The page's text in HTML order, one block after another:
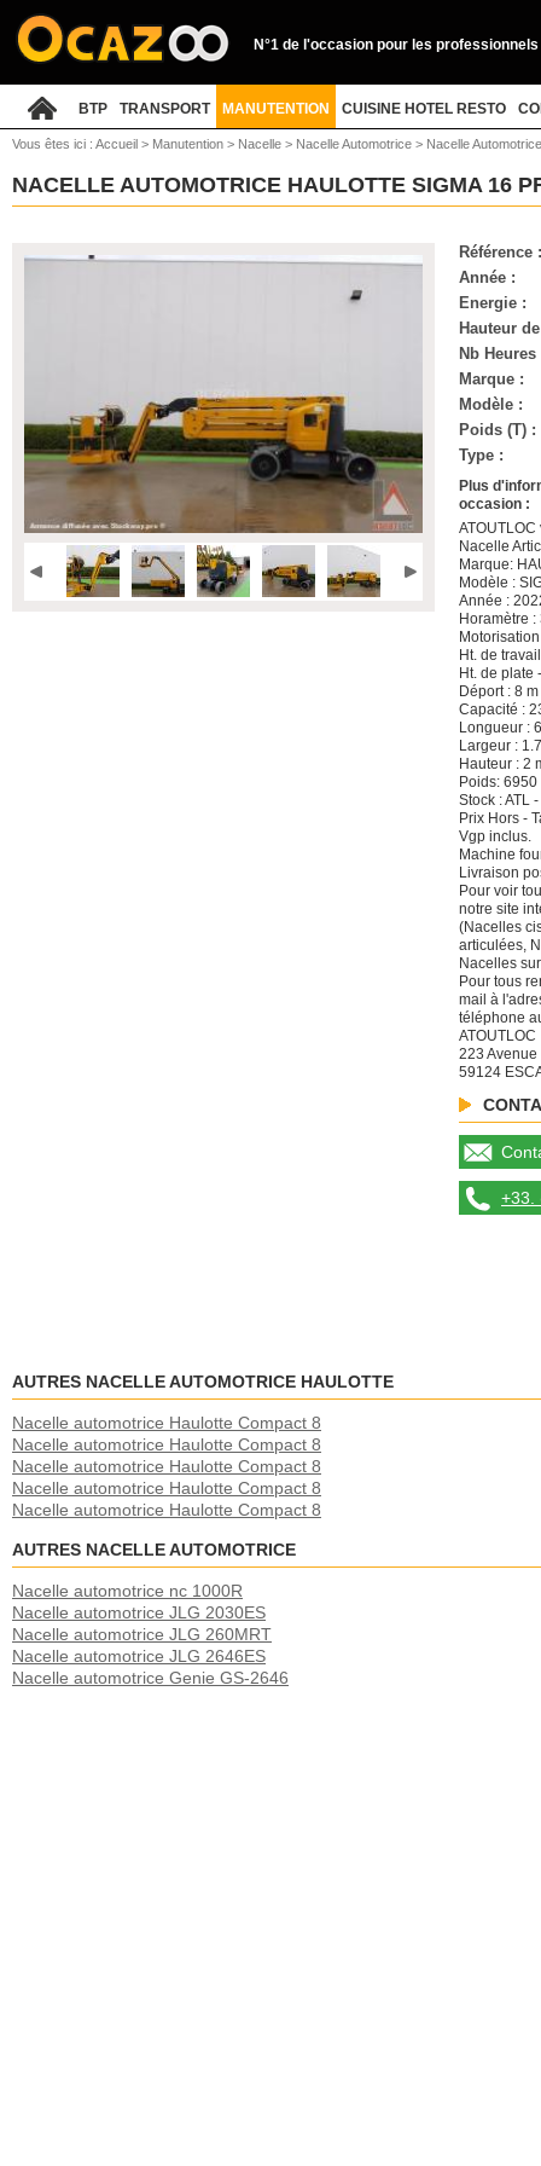
N°1 de l'occasion pour les professionnels
BTP TRANSPORT MANUTENTION CUISINE HOTEL RESTO
Vous êtes ici : Accueil > Manutention > Nacelle > Nacelle Automotrice > Nacelle
NACELLE AUTOMOTRICE HAULOTTE SIGMA 16
Référence :
Année :
Energie :
Hauteur
Nb Heures
Marque :
Modèle :
Poids (T) :
Type :
Plus
occasion :
Nacelle
Marque:
Modèle :
Année :
Horamètre
Ht. de
Ht. de plate
Déport : 8 m
Capacité :
Longueur :
Largeur :
Hauteur : 2
Poids: 6950
Stock : ATL
Prix Hors -
Vgp inclus.
Machine
Livraison
Pour voir
notre site
(Nacelles
articulées,
Nacelles
Pour tous
mail à
téléphone
ATOUTLOC
223
59124
+33.
AUTRES NACELLE AUTOMOTRICE HAULOTTE
Nacelle automotrice Haulotte Compact 8
Nacelle automotrice Haulotte Compact 8
Nacelle automotrice Haulotte Compact 8
Nacelle automotrice Haulotte Compact 8
Nacelle automotrice Haulotte Compact 8
AUTRES NACELLE AUTOMOTRICE
Nacelle automotrice nc 1000R
Nacelle automotrice JLG 2030ES
Nacelle automotrice JLG 260MRT
Nacelle automotrice JLG 2646ES
Nacelle automotrice Genie GS-2646